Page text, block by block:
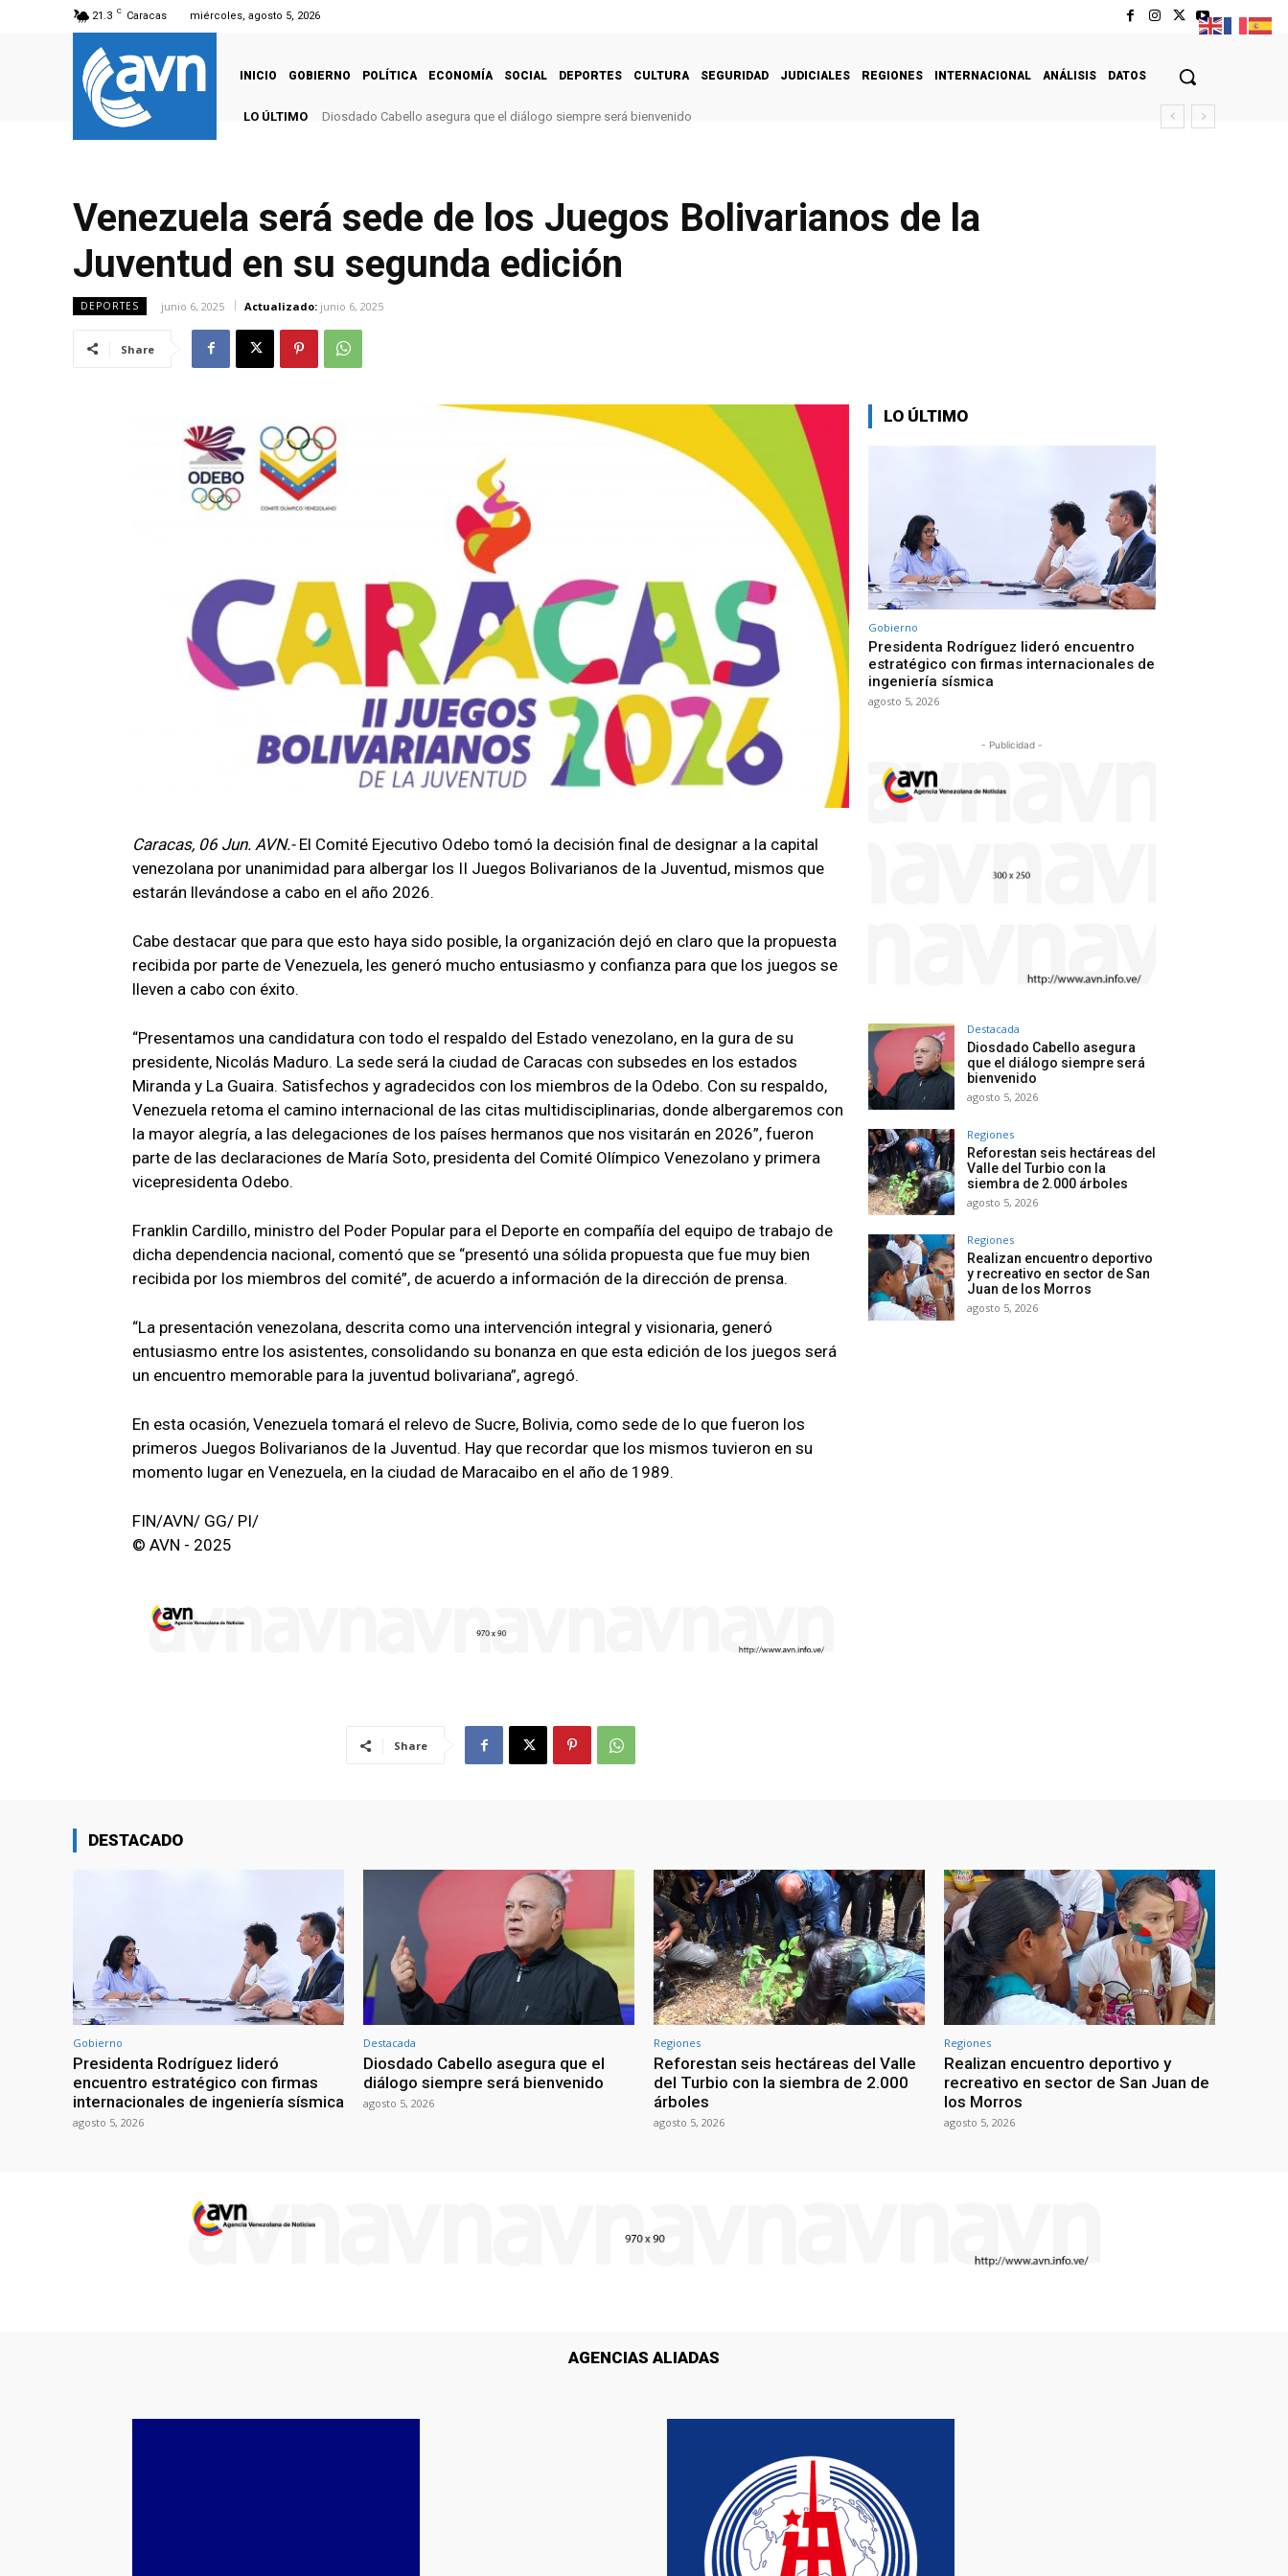
21.3 C Caracas miércoles, agosto 5, 2026
INICIO GOBIERNO POLÍTICA ECONOMÍA SOCIAL DEPORTES CULTURA SEGURIDAD JUDICIALES REGIONES INTERNACIONAL ANÁLISIS DATOS
LO ÚLTIMO Diosdado Cabello asegura que el diálogo siempre será bienvenido
Venezuela será sede de los Juegos Bolivarianos de la
Juventud en su segunda edición
DEPORTES junio 6, 2025 Actualizado: junio 6, 2025
Share
Caracas, 06 Jun. AVN.- El Comité Ejecutivo Odebo tomó la decisión final de designar a la capital
venezolana por unanimidad para albergar los II Juegos Bolivarianos de la Juventud, mismos que
estarán llevándose a cabo en el año 2026.
Cabe destacar que para que esto haya sido posible, la organización dejó en claro que la propuesta
recibida por parte de Venezuela, les generó mucho entusiasmo y confianza para que los juegos se
lleven a cabo con éxito.
“Presentamos una candidatura con todo el respaldo del Estado venezolano, en la gura de su
presidente, Nicolás Maduro. La sede será la ciudad de Caracas con subsedes en los estados
Miranda y La Guaira. Satisfechos y agradecidos con los miembros de la Odebo. Con su respaldo,
Venezuela retoma el camino internacional de las citas multidisciplinarias, donde albergaremos con
la mayor alegría, a las delegaciones de los países hermanos que nos visitarán en 2026”, fueron
parte de las declaraciones de María Soto, presidenta del Comité Olímpico Venezolano y primera
vicepresidenta Odebo.
Franklin Cardillo, ministro del Poder Popular para el Deporte en compañía del equipo de trabajo de
dicha dependencia nacional, comentó que se “presentó una sólida propuesta que fue muy bien
recibida por los miembros del comité”, de acuerdo a información de la dirección de prensa.
“La presentación venezolana, descrita como una intervención integral y visionaria, generó
entusiasmo entre los asistentes, consolidando su bonanza en que esta edición de los juegos será
un encuentro memorable para la juventud bolivariana”, agregó.
En esta ocasión, Venezuela tomará el relevo de Sucre, Bolivia, como sede de lo que fueron los
primeros Juegos Bolivarianos de la Juventud. Hay que recordar que los mismos tuvieron en su
momento lugar en Venezuela, en la ciudad de Maracaibo en el año de 1989.
FIN/AVN/ GG/ PI/
© AVN - 2025
Share
LO ÚLTIMO
Gobierno
Presidenta Rodríguez lideró encuentro
estratégico con firmas internacionales de
ingeniería sísmica
agosto 5, 2026
- Publicidad -
Destacada
Diosdado Cabello asegura
que el diálogo siempre será
bienvenido
agosto 5, 2026
Regiones
Reforestan seis hectáreas del
Valle del Turbio con la
siembra de 2.000 árboles
agosto 5, 2026
Regiones
Realizan encuentro deportivo
y recreativo en sector de San
Juan de los Morros
agosto 5, 2026
DESTACADO
Gobierno
Presidenta Rodríguez lideró
encuentro estratégico con firmas
internacionales de ingeniería sísmica
agosto 5, 2026
Destacada
Diosdado Cabello asegura que el
diálogo siempre será bienvenido
agosto 5, 2026
Regiones
Reforestan seis hectáreas del Valle
del Turbio con la siembra de 2.000
árboles
agosto 5, 2026
Regiones
Realizan encuentro deportivo y
recreativo en sector de San Juan de
los Morros
agosto 5, 2026
AGENCIAS ALIADAS